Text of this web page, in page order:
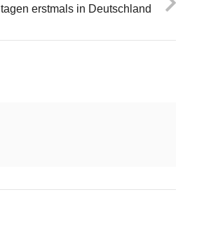
erstmals in Deutschland